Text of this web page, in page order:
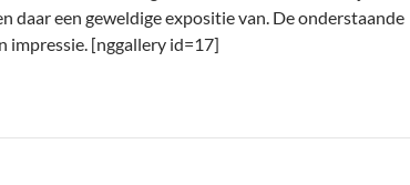
daar een geweldige expositie van. De onderstaande
impressie. [nggallery id=17]